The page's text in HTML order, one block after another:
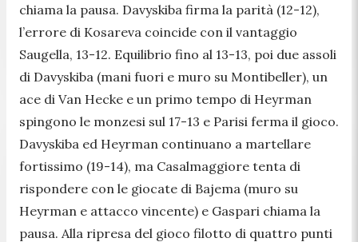
chiama la pausa. Davyskiba firma la parità (12-12),
l’errore di Kosareva coincide con il vantaggio
Saugella, 13-12. Equilibrio fino al 13-13, poi due assoli
di Davyskiba (mani fuori e muro su Montibeller), un
ace di Van Hecke e un primo tempo di Heyrman
spingono le monzesi sul 17-13 e Parisi ferma il gioco.
Davyskiba ed Heyrman continuano a martellare
fortissimo (19-14), ma Casalmaggiore tenta di
rispondere con le giocate di Bajema (muro su
Heyrman e attacco vincente) e Gaspari chiama la
pausa. Alla ripresa del gioco filotto di quattro punti